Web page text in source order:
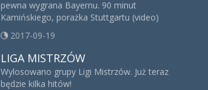
pewna wygrana Bayernu. 90 minut
Kamińskiego, porażka Stuttgartu (video)
2017-09-19
LIGA MISTRZÓW
Wylosowano grupy Ligi Mistrzów. Już teraz
będzie kilka hitów!